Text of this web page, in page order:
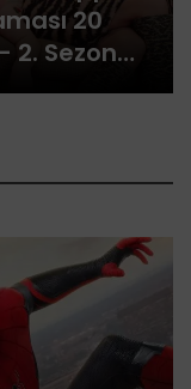
20
2. Sezon